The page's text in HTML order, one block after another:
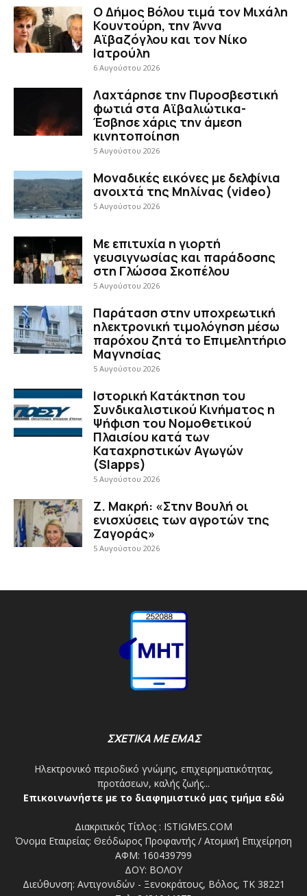
Ο Δήμος Βόλου τιμά τον Μιχάλη
Κουντούρη, την Άννα
Αϊβαζόγλου και τον Νίκο
Ιατρούλη
6 Αυγούστου 2026
Λαχτάρησε την Πυροσβεστική
φωτιά στα Αϊβαλιώτικα-
Έσβησε χάρις την άμεση
κινητοποίηση
5 Αυγούστου 2026
Μοναδικές εικόνες με δελφίνια
ανοιχτά της Μηλίνας (video)
5 Αυγούστου 2026
Με επιτυχία η γιορτή
γευσιγνωσίας και παράδοσης
στη Γλώσσα Σκοπέλου
5 Αυγούστου 2026
Παράταση στην υποχρεωτική
ηλεκτρονική τιμολόγηση μέσω
παρόχου ζητά το Επιμελητήριο
Μαγνησίας
5 Αυγούστου 2026
Ιστορική Κατάκτηση του
Συνδικαλιστικού Κινήματος η
Ψήφιση του Νομοθετικού
Πλαισίου κατά των
Καταχρηστικών Αγωγών
(Slapps)
5 Αυγούστου 2026
Ζ. Μακρή: «Στην Βουλή οι
ενισχύσεις των αγροτών της
Ζαγοράς»
5 Αυγούστου 2026
ΣΧΕΤΙΚΑ ΜΕ ΕΜΑΣ
Ηλεκτρονικό περιοδικό γνώμης, επιχειρηματικότητας,
προτάσεων, καλής ζωής...
Επικοινωνήστε με το διαφημιστικό μας τμήμα εδώ
Διακριτικός Τίτλος : ISTIGMES.COM
Όνομα Εταιρείας: Θεόδωρος Προφαντής / Ατομική Επιχείρηση
ΑΦΜ: 160439799
ΔΟΥ: ΒΟΛΟΥ
Διεύθυνση: Αντιγονιδών - Ξενοκράτους, Βόλος, ΤΚ 38221